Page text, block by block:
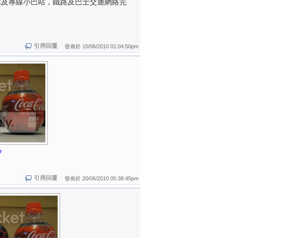
專線小巴站，鐵路及巴士交通網絡完
發佈於 15/06/2010 01:04:50pm
引用回覆
發佈於 20/06/2010 05:38:45pm
引用回覆